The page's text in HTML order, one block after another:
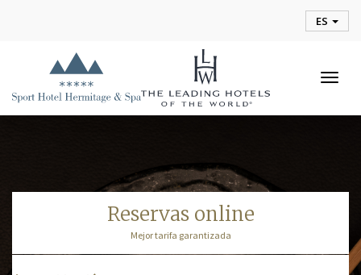
ES
reservas online
Mejor tarifa garantizada